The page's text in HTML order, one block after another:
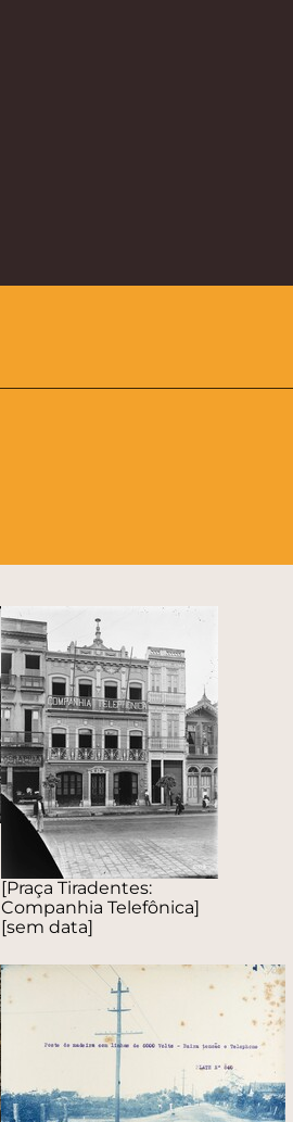
[Praça Tiradentes:
Companhia Telefônica]
[sem data]